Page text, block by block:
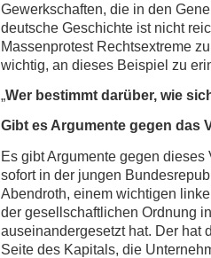
Gewerkschaften, die in den
deutsche Geschichte ist nicht
Massenprotest Rechtsextreme
wichtig, an dieses Beispiel zu
„Wer bestimmt darüber, wie
Gibt es Argumente gegen das
Es gibt Argumente gegen
sofort in der jungen
Abendroth, einem wichtigen
der gesellschaftlichen Ordnung
auseinandergesetzt hat. Der hat
Seite des Kapitals, die